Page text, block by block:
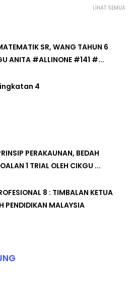
LIHAT SEMUA
SR, WANG TAHUN 6
ANITA #ALLINONE #141 #...
4
PERAKAUNAN, BEDAH
1 TRIAL OLEH CIKGU ...
8 : TIMBALAN KETUA
PENDIDIKAN MALAYSIA